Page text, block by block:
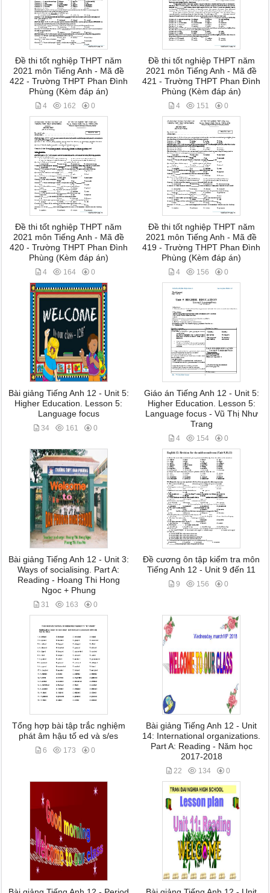
Đề thi tốt nghiệp THPT năm
2021 môn Tiếng Anh - Mã đề
422 - Trường THPT Phan Đình
Phùng (Kèm đáp án)
4 162 0
Đề thi tốt nghiệp THPT năm
2021 môn Tiếng Anh - Mã đề
421 - Trường THPT Phan Đình
Phùng (Kèm đáp án)
4 151 0
Đề thi tốt nghiệp THPT năm
2021 môn Tiếng Anh - Mã đề
420 - Trường THPT Phan Đình
Phùng (Kèm đáp án)
4 164 0
Đề thi tốt nghiệp THPT năm
2021 môn Tiếng Anh - Mã đề
419 - Trường THPT Phan Đình
Phùng (Kèm đáp án)
4 156 0
Bài giảng Tiếng Anh 12 - Unit 5:
Higher Education. Lesson 5:
Language focus
34 161 0
Giáo án Tiếng Anh 12 - Unit 5:
Higher Education. Lesson 5:
Language focus - Vũ Thị Như
Trang
4 154 0
Bài giảng Tiếng Anh 12 - Unit 3:
Ways of socialising. Part A:
Reading - Hoang Thi Hong
Ngoc + Phung
31 163 0
Đề cương ôn tập kiểm tra môn
Tiếng Anh 12 - Unit 9 đến 11
9 156 0
Tổng hợp bài tập trắc nghiệm
phát âm hậu tố ed và s/es
6 173 0
Bài giảng Tiếng Anh 12 - Unit
14: International organizations.
Part A: Reading - Năm học
2017-2018
22 134 0